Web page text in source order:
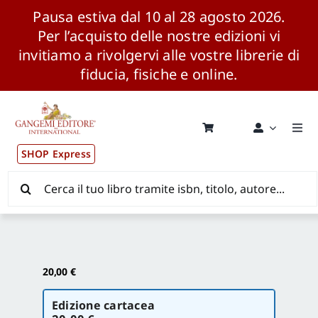
Pausa estiva dal 10 al 28 agosto 2026.
Per l’acquisto delle nostre edizioni vi
invitiamo a rivolgervi alle vostre librerie di
fiducia, fisiche e online.
contenuto
SHOP Express
Pubblicazioni
News ed Eventi
CONSIP / MEPA / ANVUR / CINECA
per:
20,00 €
Scegli
Edizione cartacea